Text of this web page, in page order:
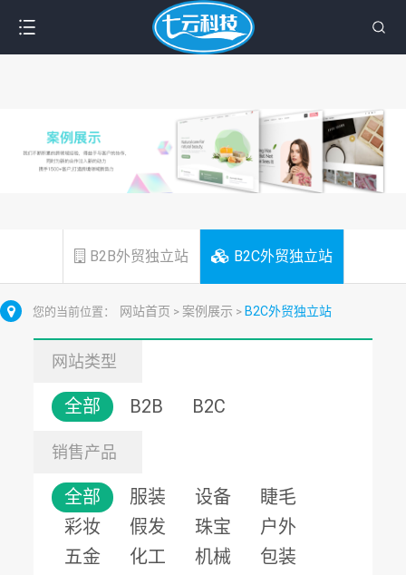
B2B外贸独立站 B2C外贸独立站
您的当前位置： 网站首页 > 案例展示 > B2C外贸独立站
网站类型
全部 B2B B2C
销售产品
全部 服装 设备
睫毛
彩妆
假发 珠宝
户外
五金
化工 机械
包装